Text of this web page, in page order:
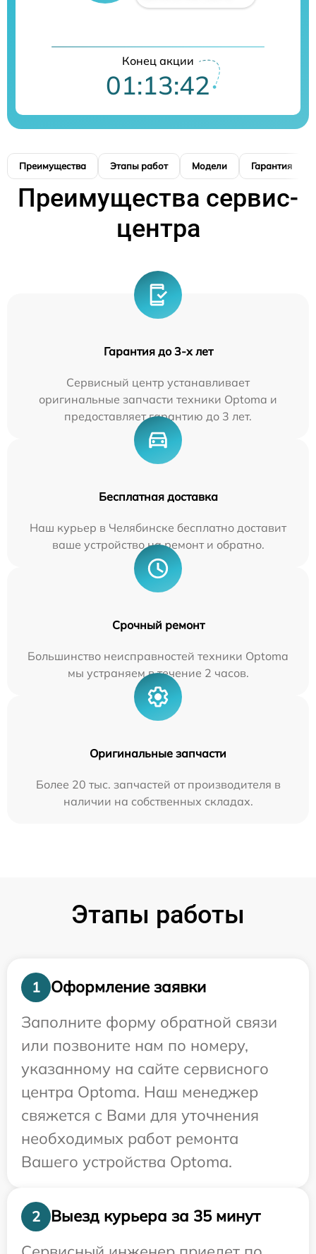
Конец акции
01:13:41
Преимущества Этапы работ Модели Гарантия
Преимущества сервис-
центра
Гарантия до 3-х лет
Сервисный центр устанавливает
оригинальные запчасти техники Optoma и
предоставляет гарантию до 3 лет.
Бесплатная доставка
Наш курьер в Челябинске бесплатно доставит
ваше устройство на ремонт и обратно.
Срочный ремонт
Большинство неисправностей техники Optoma
мы устраняем в течение 2 часов.
Оригинальные запчасти
Более 20 тыс. запчастей от производителя в
наличии на собственных складах.
Этапы работы
1
Оформление заявки
Заполните форму обратной связи
или позвоните нам по номеру,
указанному на сайте сервисного
центра Optoma. Наш менеджер
свяжется с Вами для уточнения
необходимых работ ремонта
Вашего устройства Optoma.
2
Выезд курьера за 35 минут